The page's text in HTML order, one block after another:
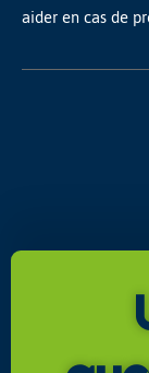
aider en cas de